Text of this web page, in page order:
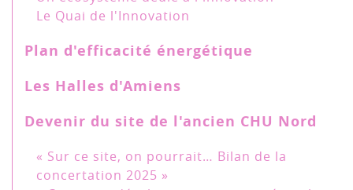
Le Quai de l'Innovation
Plan d'efficacité énergétique
Les Halles d'Amiens
Devenir du site de l'ancien CHU Nord
« Sur ce site, on pourrait… Bilan de la
concertation 2025 »